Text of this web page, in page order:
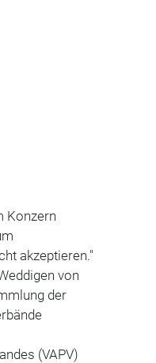
Konzern
akzeptieren."
von
der
(VAPV)